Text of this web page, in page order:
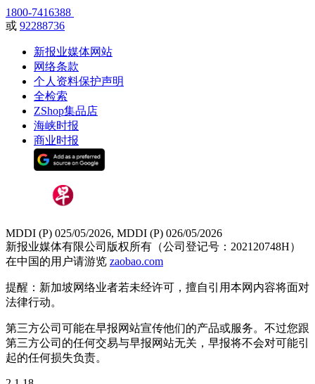
1800-7416388
或 92288736
新报业媒体网站
网络条款
个人资料保护声明
全检索
ZShop集品店
海峡时报
商业时报
MDDI (P) 025/05/2026, MDDI (P) 026/05/2026
新报业媒体有限公司版权所有（公司登记号：202120748H）
在中国的用户请游览 zaobao.com
提醒：新加坡网络业者若未经许可，擅自引用本网内容将面对
法律行动。
第三方公司可能在早报网站宣传他们的产品或服务。不过您跟
第三方公司的任何交易与早报网站无关，早报将不会对可能引
起的任何损失负责。